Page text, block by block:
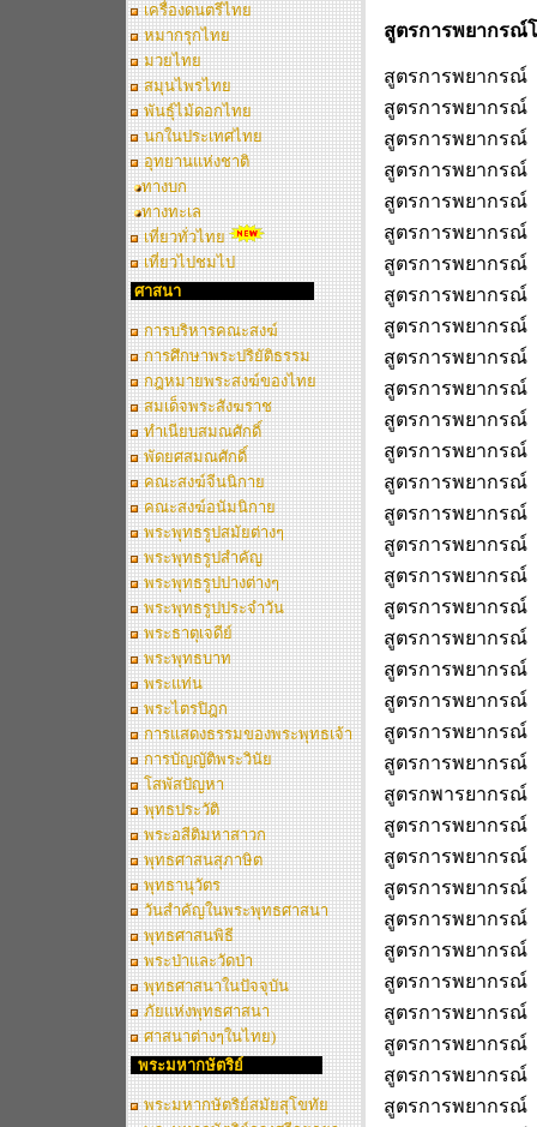
เครื่องดนตรีไทย
หมากรุกไทย
มวยไทย
สมุนไพรไทย
พันธุ์ไม้ดอกไทย
นกในประเทศไทย
อุทยานแห่งชาติ
ทางบก
ทางทะเล
เที่ยวทั่วไทย
เที่ยวไปชมไป
ศาสนา
การบริหารคณะสงฆ์
การศึกษาพระปริยัติธรรม
กฎหมายพระสงฆ์ของไทย
สมเด็จพระสังฆราช
ทำเนียบสมณศักดิ์
พัดยศสมณศักดิ์
คณะสงฆ์จีนนิกาย
คณะสงฆ์อนัมนิกาย
พระพุทธรูปสมัยต่างๆ
พระพุทธรูปสำคัญ
พระพุทธรูปปางต่างๆ
พระพุทธรูปประจำวัน
พระธาตุเจดีย์
พระพุทธบาท
พระแท่น
พระไตรปิฎก
การแสดงธรรมของพระพุทธเจ้า
การบัญญัติพระวินัย
โสพัสปัญหา
พุทธประวัติ
พระอสีติมหาสาวก
พุทธศาสนสุภาษิต
พุทธานุวัตร
วันสำคัญในพระพุทธศาสนา
พุทธศาสนพิธี
พระป่าและวัดป่า
พุทธศาสนาในปัจจุบัน
ภัยแห่งพุทธศาสนา
ศาสนาต่างๆในไทย)
พระมหากษัตริย์
พระมหากษัตริย์สมัยสุโขทัย
สูตรการพยากรณ์
สูตรการพยากรณ์
สูตรการพยากรณ์
สูตรการพยากรณ์
สูตรการพยากรณ์
สูตรการพยากรณ์
สูตรการพยากรณ์
สูตรการพยากรณ์
สูตรการพยากรณ์
สูตรการพยากรณ์
สูตรการพยากรณ์
สูตรการพยากรณ์
สูตรการพยากรณ์
สูตรการพยากรณ์
สูตรการพยากรณ์
สูตรการพยากรณ์
สูตรการพยากรณ์
สูตรการพยากรณ์
สูตรการพยากรณ์
สูตรการพยากรณ์
สูตรการพยากรณ์
สูตรการพยากรณ์
สูตรการพยากรณ์
สูตรการพยากรณ์
สูตรกพารยากรณ์
สูตรการพยากรณ์
สูตรการพยากรณ์
สูตรการพยากรณ์
สูตรการพยากรณ์
สูตรการพยากรณ์
สูตรการพยากรณ์
สูตรการพยากรณ์
สูตรการพยากรณ์
สูตรการพยากรณ์
สูตรการพยากรณ์